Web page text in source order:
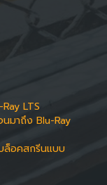
LTS
มาถึง Blu-Ray
อคสกรีนแบบ